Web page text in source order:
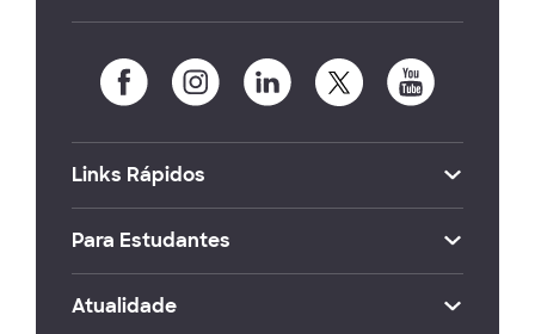
Links Rápidos
Para Estudantes
Atualidade